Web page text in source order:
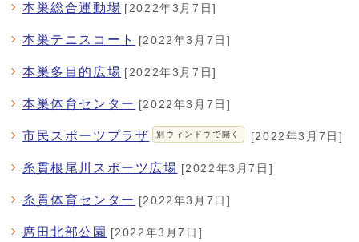
本巣総合運動場 [2022年3月7日]
本巣テニスコート [2022年3月7日]
本巣多目的広場 [2022年3月7日]
本巣体育センター [2022年3月7日]
市民スポーツプラザ 別ウィンドウで開く [2022年3月7日]
糸貫根尾川スポーツ広場 [2022年3月7日]
糸貫体育センター [2022年3月7日]
席田北部公園 [2022年3月7日]